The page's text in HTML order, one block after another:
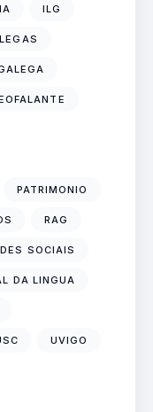
ILG
PATRIMONIO
RAG
SOCIAIS
DA LINGUA
UVIGO